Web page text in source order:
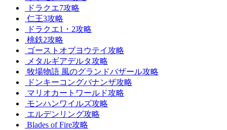
ドラクエ7攻略
仁王3攻略
ドラクエ1・2攻略
桃鉄2攻略
ゴーストオブヨウテイ攻略
メタルギアデルタ攻略
牧場物語 風のグランドバザール攻略
ドンキーコングバナンザ攻略
マリオカートワールド攻略
モンハンワイルズ攻略
エルデンリング攻略
Blades of Fire攻略